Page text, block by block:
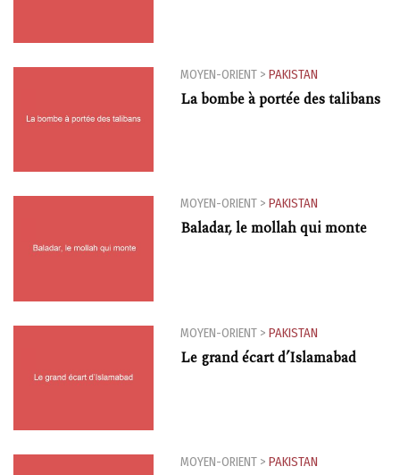
MOYEN-ORIENT> PAKISTAN
La bombe à portée des talibans
MOYEN-ORIENT> PAKISTAN
Baladar, le mollah qui monte
MOYEN-ORIENT> PAKISTAN
Le grand écart d’Islamabad
MOYEN-ORIENT> PAKISTAN